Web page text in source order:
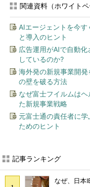
関連資料（ホワイトペ
AIエージェントを今
と導入のヒント
広告運用がAIで自動
しているのか?
海外発の新規事業開
の壁を破る方法
なぜ富士フイルムは
た新規事業戦略
元富士通の責任者に
ためのヒント
記事ランキング
なぜ、日本